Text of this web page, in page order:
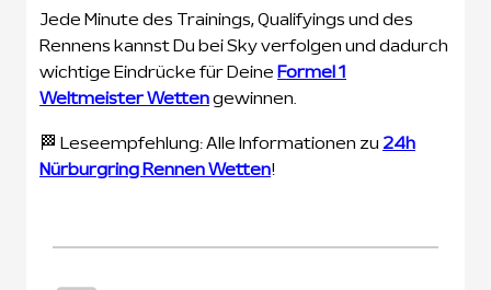
Jede Minute des Trainings, Qualifyings und des
Rennens kannst Du bei Sky verfolgen und dadurch
wichtige Eindrücke für Deine Formel 1
Weltmeister Wettengewinnen.
🏁 Leseempfehlung: Alle Informationen zu 24h
Nürburgring Rennen Wetten!